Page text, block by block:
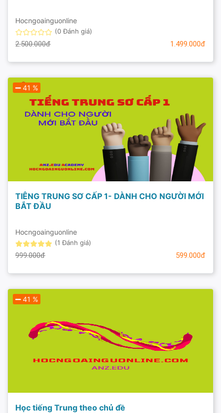
Hocngoainguonline
(0 Đánh giá)
2.500.000đ 1.499.000đ
41 %
TIÊNG TRUNG SƠ CẤP 1- DÀNH CHO NGƯỜI MỚI
BẮT ĐẦU
Hocngoainguonline
(1 Đánh giá)
999.000đ 599.000đ
41 %
Học tiếng Trung theo chủ đề